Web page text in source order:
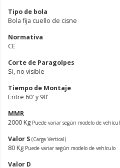
Tipo de bola
Bola fija cuello de cisne
Normativa
CE
Corte de Paragolpes
Si, no visible
Tiempo de Montaje
Entre 60' y 90'
MMR
2000 Kg Puede variar según modelo de
Valor S (Carga Vertical)
80 Kg Puede variar según modelo de vehículo
Valor D